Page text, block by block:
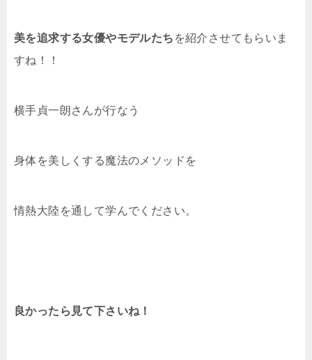
美を追求する女優やモデルたち を紹介させてもらいま
すね！！
横手貞一朗さんが行なう
身体を美しくする魔法のメソッドを
情熱大陸を通して学んでください。
良かったら見て下さいね！